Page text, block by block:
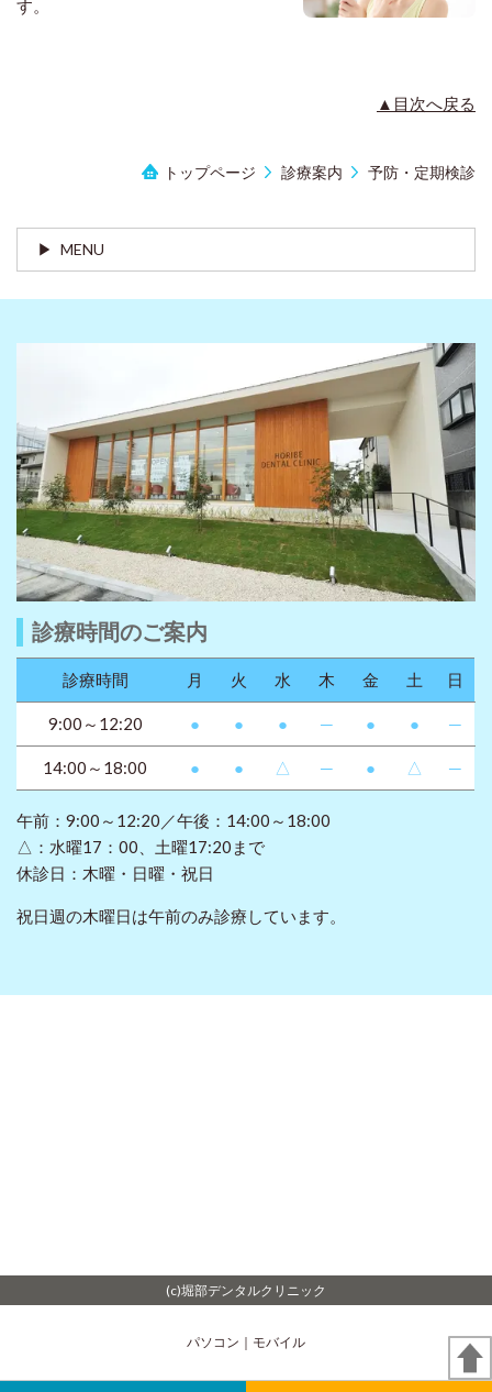
す。
▲目次へ戻る
トップページ 診療案内 予防・定期検診
MENU
診療時間のご案内
診療時間 月 火 水 木 金 土 日
9:00～12:20 ● ● ● ─ ● ● ─
14:00～18:00 ● ● △ ─ ● △ ─
午前：9:00～12:20／午後：14:00～18:00
△：水曜17：00、土曜17:20まで
休診日：木曜・日曜・祝日
祝日週の木曜日は午前のみ診療しています。
(c)堀部デンタルクリニック
パソコン ｜モバイル